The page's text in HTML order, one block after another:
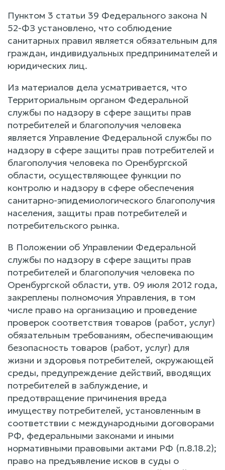
Пунктом 3 статьи 39 Федерального закона N
52-ФЗ установлено, что соблюдение
санитарных правил является обязательным для
граждан, индивидуальных предпринимателей и
юридических лиц.
Из материалов дела усматривается, что
Территориальным органом Федеральной
службы по надзору в сфере защиты прав
потребителей и благополучия человека
является Управление Федеральной службы по
надзору в сфере защиты прав потребителей и
благополучия человека по Оренбургской
области, осуществляющее функции по
контролю и надзору в сфере обеспечения
санитарно-эпидемиологического благополучия
населения, защиты прав потребителей и
потребительского рынка.
В Положении об Управлении Федеральной
службы по надзору в сфере защиты прав
потребителей и благополучия человека по
Оренбургской области, утв. 09 июля 2012 года,
закреплены полномочия Управления, в том
числе право на организацию и проведение
проверок соответствия товаров (работ, услуг)
обязательным требованиям, обеспечивающим
безопасность товаров (работ, услуг) для
жизни и здоровья потребителей, окружающей
среды, предупреждение действий, вводящих
потребителей в заблуждение, и
предотвращение причинения вреда
имуществу потребителей, установленным в
соответствии с международными договорами
РФ, федеральными законами и иными
нормативными правовыми актами РФ (п.8.18.2);
право на предъявление исков в суды о